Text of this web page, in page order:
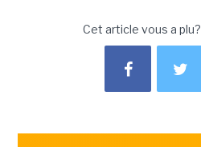
Cet article vous a plu?